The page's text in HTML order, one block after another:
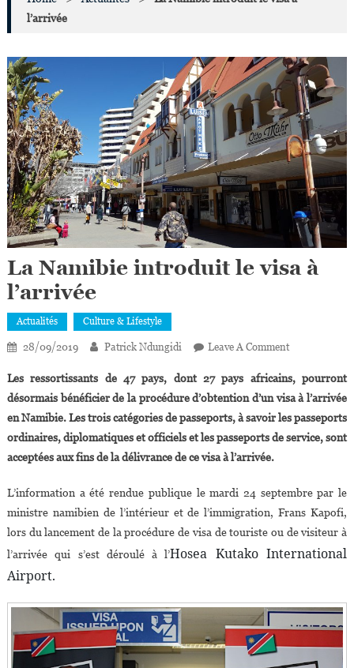
l’arrivée
La Namibie introduit le visa à
l’arrivée
Actualités Culture & Lifestyle
28/09/2019 Patrick Ndungidi Leave A CommentOn
Namibie
Introduit
Le
Visa
Les ressortissants de 47 pays, dont 27 pays africains, pourront
désormais bénéficier de la procédure d’obtention d’un visa à l’arrivée
en Namibie. Les trois catégories de passeports, à savoir les passeports
ordinaires, diplomatiques et officiels et les passeports de service, sont
acceptées aux fins de la délivrance de ce visa à l’arrivée.
L’information a été rendue publique le mardi 24 septembre par le
ministre namibien de l’intérieur et de l’immigration, Frans Kapofi,
lors du lancement de la procédure de visa de touriste ou de visiteur à
l’arrivée qui s’est déroulé à l’Hosea Kutako International
Airport.